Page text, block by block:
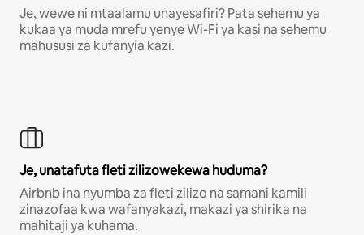
Je, wewe ni mtaalamu unayesafiri? Pata sehemu ya
kukaa ya muda mrefu yenye Wi-Fi ya kasi na sehemu
mahususi za kufanyia kazi.
Je, unatafuta fleti zilizowekewa huduma?
Airbnb ina nyumba za fleti zilizo na samani kamili
zinazofaa kwa wafanyakazi, makazi ya shirika na
mahitaji ya kuhama.